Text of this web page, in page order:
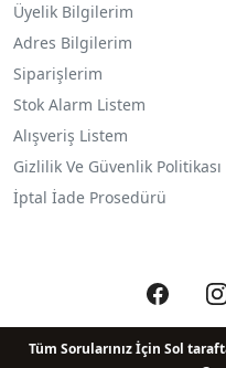
Üyelik Bilgilerim
Adres Bilgilerim
Siparişlerim
Stok Alarm Listem
Alışveriş Listem
Gizlilik Ve Güvenlik Politikası
İptal İade Prosedürü
Tüm Sorularınız İçin Sol